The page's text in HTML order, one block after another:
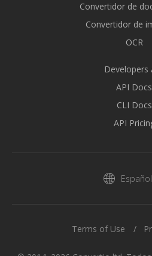
Convertidor de
Convertidor de
OCR
Developers
API Docs
CLI Docs
API
Español
Terms of Use